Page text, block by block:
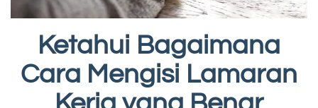
Ketahui Bagaimana
Cara Mengisi Lamaran